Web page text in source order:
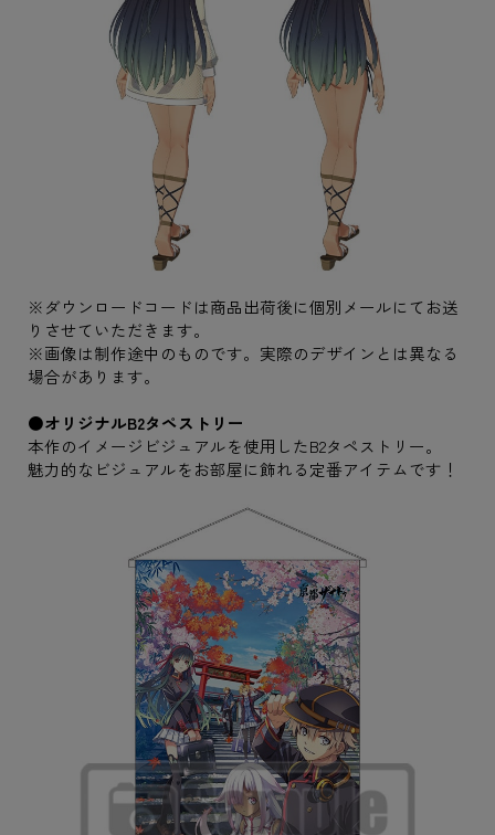
※ダウンロードコードは商品出荷後に個別メールにてお送
りさせていただきます。
※画像は制作途中のものです。実際のデザインとは異なる
場合があります。
●オリジナルB2タペストリー
本作のイメージビジュアルを使用したB2タペストリー。
魅力的なビジュアルをお部屋に飾れる定番アイテムです！